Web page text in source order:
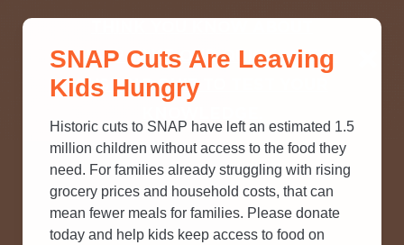
SNAP? TAKE OUR QUICK MYTH-
BUSTING QUIZ TO TEST YOUR
SNAP Cuts Are Leaving
Kids Hungry
Historic cuts to SNAP have left an estimated 1.5
million children without access to the food they
need. For families already struggling with rising
grocery prices and household costs, that can
mean fewer meals for families. Please donate
today and help kids keep access to food on